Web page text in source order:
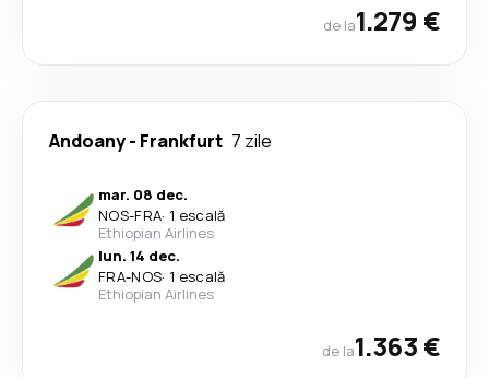
de la1.279 €
Andoany- Frankfurt 7 zile
mar. 08 dec.
NOS-FRA· 1 escală
Ethiopian Airlines
lun. 14 dec.
FRA-NOS· 1 escală
Ethiopian Airlines
de la1.363 €